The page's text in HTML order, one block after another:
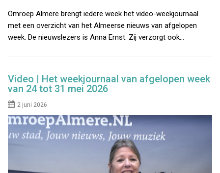
Omroep Almere brengt iedere week het video-weekjournaal
met een overzicht van het Almeerse nieuws van afgelopen
week. De nieuwslezers is Anna Ernst. Zij verzorgt ook…
Video | Het weekjournaal van afgelopen week
van 24 tot 31 mei 2026
2 juni 2026